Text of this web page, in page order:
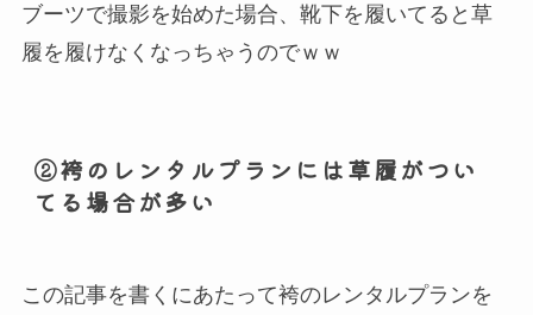
ブーツで撮影を始めた場合、靴下を履いてると草
履を履けなくなっちゃうのでｗｗ
②袴のレンタルプランには草履がつい
てる場合が多い
この記事を書くにあたって袴のレンタルプランを